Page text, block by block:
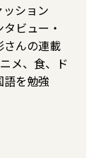
ション
ビュー・
さんの連載
メ、食、ド
語を勉強